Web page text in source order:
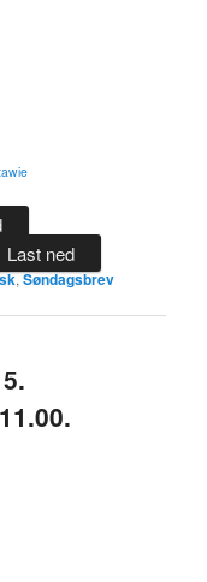
Last ned
,Søndagsbrev